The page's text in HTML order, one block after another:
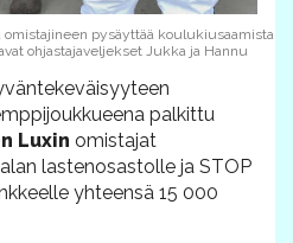
pysäyttää koulukiusaamista
ohjastajaveljekset Jukka ja Hannu
palkittu
Luxin omistajat
lastenosastolle ja STOP
yhteensä 15 000